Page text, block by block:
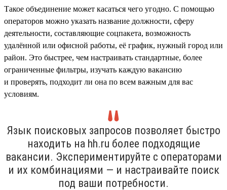
Такое объединение может касаться чего угодно. С помощью
операторов можно указать название должности, сферу
деятельности, составляющие соцпакета, возможность
удалённой или офисной работы, её график, нужный город или
район. Это быстрее, чем настраивать стандартные, более
ограниченные фильтры, изучать каждую вакансию
и проверять, подходит ли она по всем важным для вас
условиям.
Язык поисковых запросов позволяет быстро
находить на hh.ru более подходящие
вакансии. Экспериментируйте с операторами
и их комбинациями — и настраивайте поиск
под ваши потребности.